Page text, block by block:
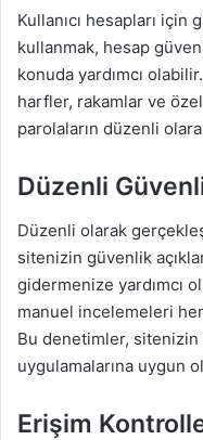
Kullanıcı hesapları
kullanmak, hesap
konuda yardımcı
harfler, rakamlar ve
parolaların düzenli
Düzenli
Düzenli olarak
sitenizin güvenlik
gidermenize yardımcı
manuel incelemeleri
Bu denetimler,
uygulamalarına uygun
Erişim